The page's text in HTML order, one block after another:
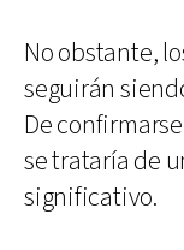
No obstante,
seguirán
De
se trataría de
significativo.